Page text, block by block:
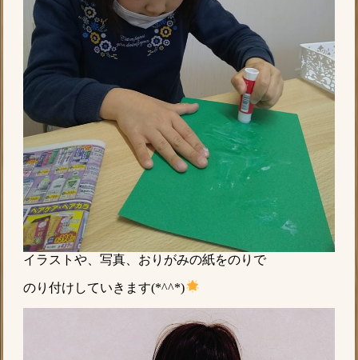
イラストや、写真、おりがみの紙をのりで
のり付けしていきます(*^^*)